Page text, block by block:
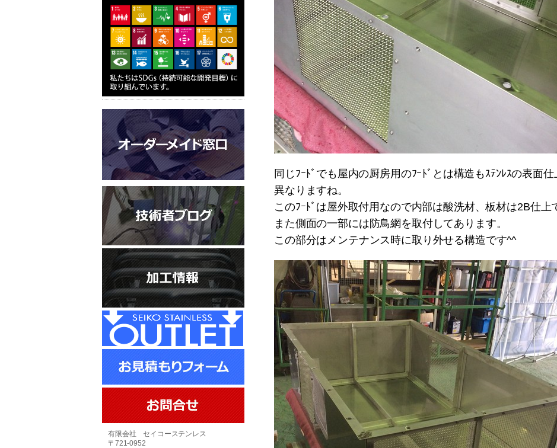
同じﾌｰﾄﾞでも屋内の厨房用のﾌｰﾄﾞとは構造もｽﾃﾝﾚｽの表面仕
異なりますね。
このﾌｰﾄﾞは屋外取付用なので内部は酸洗材、板材は2B仕上
また側面の一部には防鳥網を取付してあります。
この部分はメンテナンス時に取り外せる構造です^^
有限会社 セイコーステンレス
〒721-0952